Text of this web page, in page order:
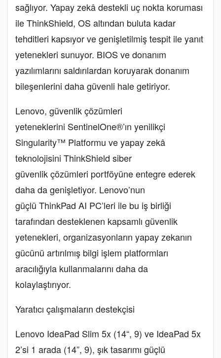
sağlıyor. Yapay zekâ destekli uç nokta koruması
ile ThinkShield, OS altından buluta kadar
tehditleri kapsıyor ve genişletilmiş tespit ile yanıt
yetenekleri sunuyor. BIOS ve donanım
yazılımlarını saldırılardan koruyarak donanım
bileşenlerini daha güvenli hale getiriyor.
Lenovo, güvenlik çözümleri
yeteneklerini SentinelOne®’ın yenilikçi
Singularity™ Platformu ve yapay zekâ
teknolojisini ThinkShield siber
güvenlik çözümleri portföyüne entegre ederek
daha da genişletiyor. Lenovo’nun
güçlü ThinkPad AI PC’leri ile bu iş birliği
tarafından desteklenen kapsamlı güvenlik
yetenekleri, organizasyonların yapay zekanın
gücünü artırılmış bilgi işlem platformları
aracılığıyla kullanmalarını daha da
kolaylaştırıyor.
Yaratıcı çalışmaların destekçisi
Lenovo IdeaPad Slim 5x (14“, 9) ve IdeaPad 5x
2’si 1 arada (14”, 9), şık tasarımı güçlü